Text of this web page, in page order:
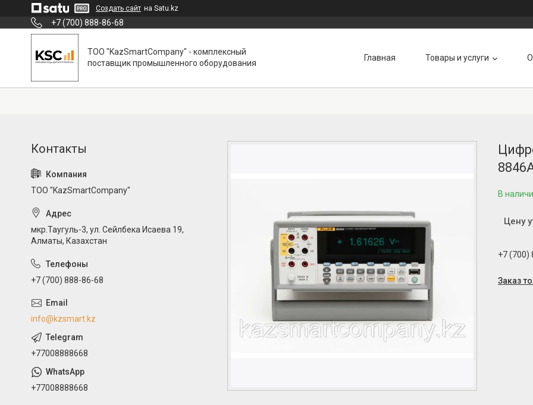
Создать сайт на Satu.kz
+7 (700) 888-86-68
ТОО "KazSmartCompany" - комплексный
поставщик промышленного оборудования
Главная Товары и услуги
В
Цену
+7 (700)
Заказ
ТОО "KazSmartCompany"
мкр.Таугуль-3, ул. Сейлбека Исаева 19,
Алматы, Казахстан
+7 (700) 888-86-68
info@kzsmart.kz
+77008888668
+77008888668